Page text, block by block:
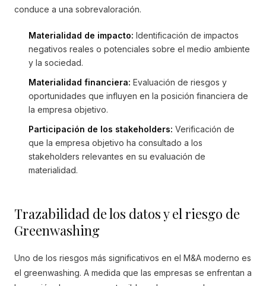
conduce a una sobrevaloración.
Materialidad de impacto: Identificación de impactos
negativos reales o potenciales sobre el medio ambiente
y la sociedad.
Materialidad financiera: Evaluación de riesgos y
oportunidades que influyen en la posición financiera de
la empresa objetivo.
Participación de los stakeholders: Verificación de
que la empresa objetivo ha consultado a los
stakeholders relevantes en su evaluación de
materialidad.
Trazabilidad de los datos y el riesgo de
Greenwashing
Uno de los riesgos más significativos en el M&A moderno es
el greenwashing. A medida que las empresas se enfrentan a